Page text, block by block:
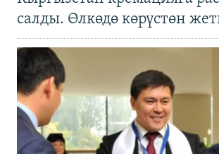
салды. Өлкөдө көрүстөн